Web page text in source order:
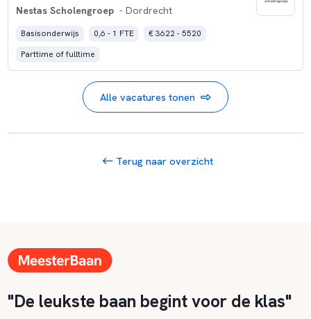
Nestas Scholengroep - Dordrecht
Basisonderwijs 0,6 - 1 FTE
€ 3622 - 5520
Parttime of fulltime
Alle vacatures tonen
Terug naar overzicht
"De leukste baan begint voor de klas"